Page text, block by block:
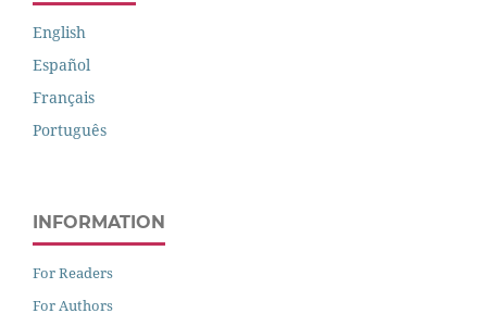
English
Español
Français
Português
INFORMATION
For Readers
For Authors